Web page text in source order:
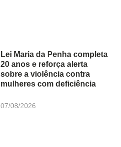
Lei Maria da Penha completa
20 anos e reforça alerta
sobre a violência contra
mulheres com deficiência
07/08/2026